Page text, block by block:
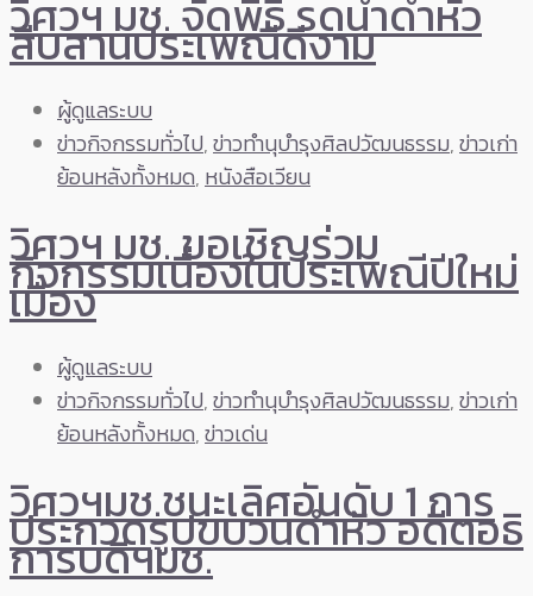
วิศวฯ มช. จัดพิธี รดน้ำดำหัว
สืบสานประเพณีดีงาม
ผู้ดูแลระบบ
ข่าวกิจกรรมทั่วไป,ข่าวทำนุบำรุงศิลปวัฒนธรรม,ข่าวเก่า
ย้อนหลังทั้งหมด, หนังสือเวียน
วิศวฯ มช. ขอเชิญร่วม
กิจกรรมเนื่องในประเพณีปีใหม่
เมือง
ผู้ดูแลระบบ
ข่าวกิจกรรมทั่วไป,ข่าวทำนุบำรุงศิลปวัฒนธรรม,ข่าวเก่า
ย้อนหลังทั้งหมด,ข่าวเด่น
วิศวฯมช.ชนะเลิศอันดับ 1 การ
ประกวดรูปขบวนดำหัว อดีตอธิ
การบดีฯมช.